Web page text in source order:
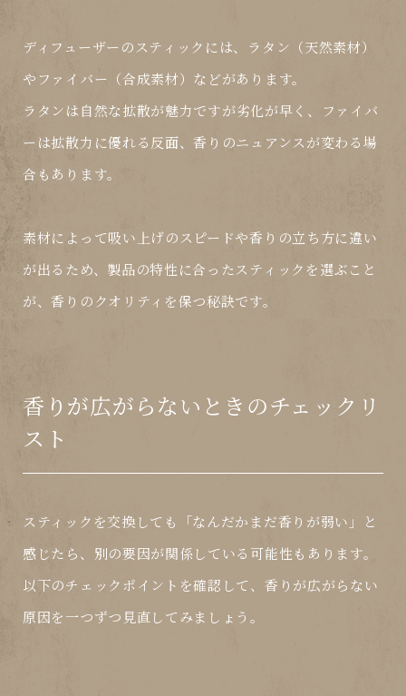
ディフューザーのスティックには、ラタン（天然素材）
やファイバー（合成素材）などがあります。
ラタンは自然な拡散が魅力ですが劣化が早く、
ファイバ
ーは拡散力に優れる反面、香りのニュアンスが変わる場
合もあります。
素材によって吸い上げのスピードや香りの立ち方に違い
が出るため、製品の特性に合ったスティックを選ぶこと
が、香りのクオリティを保つ秘訣です。
香りが広がらないときのチェックリ
スト
スティックを交換しても「なんだかまだ香りが弱い」と
感じたら、 別の要因が関係している可能性もあります。
以下のチェックポイントを確認して、香りが広がらない
原因を一つずつ見直してみましょう。